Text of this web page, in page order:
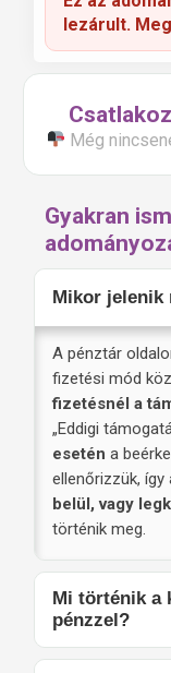
lezárult.
Még
Gyakran
Mikor jelenik
A pénztár
fizetési mód
fizetésnél a
„Eddigi
esetén a
ellenőrizzük, így
belül, vagy
történik meg.
Mi történik a
pénzzel?